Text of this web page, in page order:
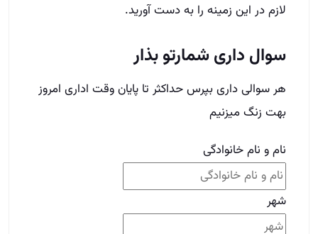
شماره تماس (Required)
This field is for validation purposes and should
be left unchanged.